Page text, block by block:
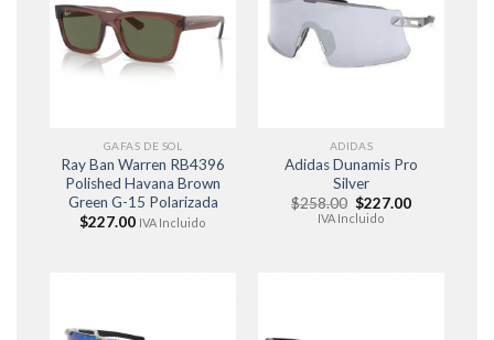
GAFAS DE SOL
Ray Ban Warren RB4396
Polished Havana Brown
Green G-15 Polarizada
$227.00 IVA Incluido
ADIDAS
Adidas Dunamis Pro
Silver
$258.00 El
precio
$227.00El
IVA Incluido